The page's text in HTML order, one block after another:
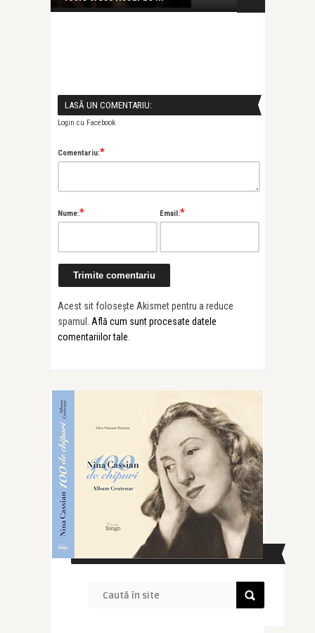
LASĂ UN COMENTARIU:
Login cu Facebook
Comentariu:*
Nume:* Email:*
Acest sit folosește Akismet pentru a reduce
spamul. Află cum sunt procesate datele
comentariilor tale.
CAUTĂ ÎN SITE